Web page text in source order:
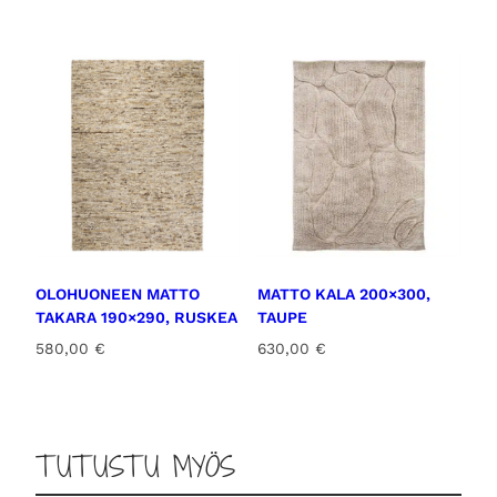
OLOHUONEEN MATTO
TAKARA 190×290, RUSKEA
580,00 €
MATTO KALA 200×300,
TAUPE
630,00 €
TUTUSTU MYÖS